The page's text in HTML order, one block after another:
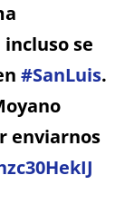
se
#SanLuis.
enviarnos